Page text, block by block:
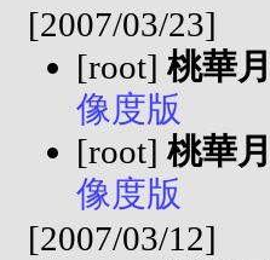
[2007/03/23]
[root] 桃華
像度版
[root] 桃華
像度版
[2007/03/12]